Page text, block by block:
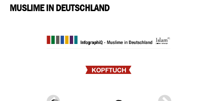
MUSLIME IN DEUTSCHLAND